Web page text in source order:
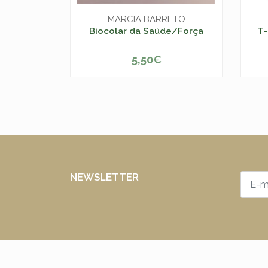
MARCIA BARRETO
Biocolar da Saúde/Força
+
5,50€
NEWSLETTER